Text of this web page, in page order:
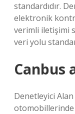
standardıdır.
elektronik
verimli iletişimi
veri yolu
Canbus
Denetleyici
otomobillerinde